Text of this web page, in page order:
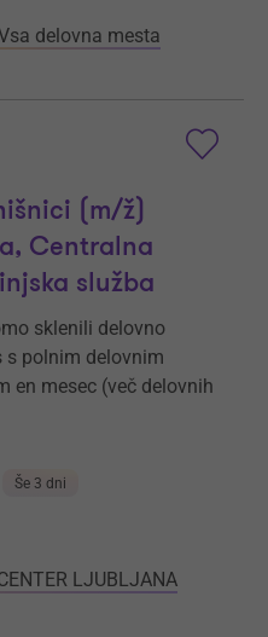
delovna mesta
(m/ž)
Centralna
služba
sklenili delovno
s polnim delovnim
en mesec (več delovnih
Še 3 dni
LJUBLJANA